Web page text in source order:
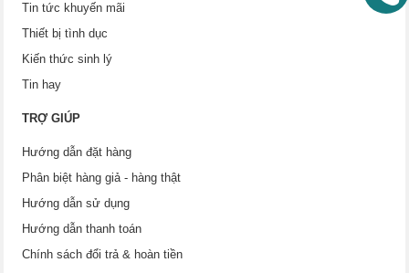
Tin tức khuyến mãi
Thiết bị tình dục
Kiến thức sinh lý
Tin hay
TRỢ GIÚP
Hướng dẫn đặt hàng
Phân biệt hàng giả - hàng thật
Hướng dẫn sử dụng
Hướng dẫn thanh toán
Chính sách đổi trả & hoàn tiền